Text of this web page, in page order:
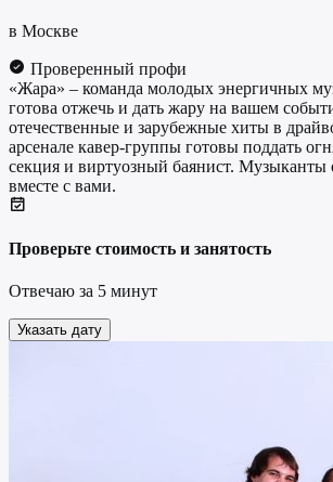
в Москве
Проверенный профи
«Жара» – команда молодых энергичных
готова отжечь и дать жару на вашем
отечественные и зарубежные хиты в
арсенале кавер-группы готовы поддать
секция и виртуозный баянист. Музыканты
вместе с вами.
Проверьте стоимость и занятость
Отвечаю за 5 минут
Указать дату